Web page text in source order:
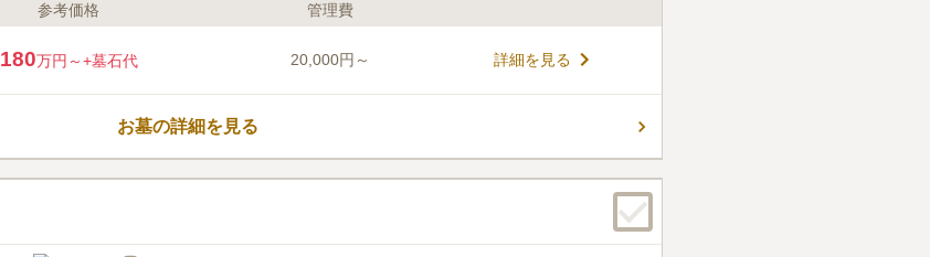
ライフドット編集部のコメント
アクセス良好です。 境内は多くの木々が植えられ、緑豊かな庭
園となっており、安らぎを感じられる寺院です。 墓地は日当た
り良好で、ペット供養も可能で、ペット供養塔には生き生きと
した犬や猫の石像が添えられているので、家族として一緒に生
活してきたペットも寂しさを感じることなく供養することがで
新高円寺駅と高円寺駅に挟まれた位置にあり、周辺には他のお
寺もあり閑静で落ち着きのある雰囲気である。また付近には環七もあり
参考価格 管理費
180万円～+墓石代 20,000円～ 詳細を見る
お墓の詳細を見る